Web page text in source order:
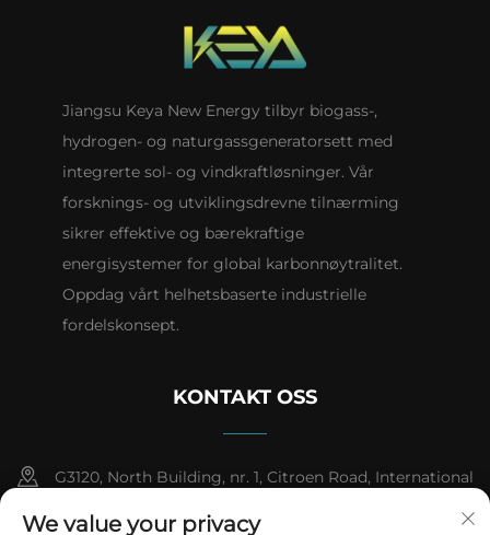
Jiangsu Keya New Energy tilbyr biogass-,
hydrogen- og naturgassgeneratorsett med
integrerte sol- og vindkraftløsninger. Vår
forsknings- og utviklingsdrevne tilnærming
sikrer effektive og bærekraftige
energisystemer for global karbonnøytralitet.
Oppdag vårt helhetsbaserte industrielle
fordelskonsept.
KONTAKT OSS
G3120, North Building, nr. 1, Citroen Road, International
Automobile City, Pharmaceutical High-tech Industrial
We value your privacy